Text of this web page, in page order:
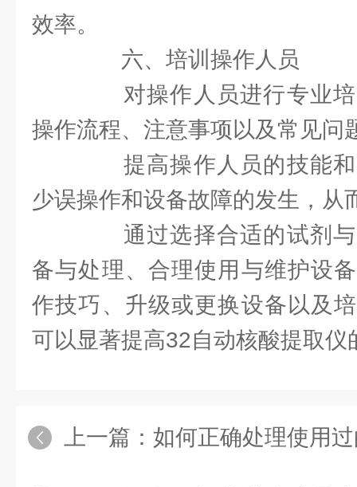
效率。
六、培训操作人员
对操作人员进行专业培
操作流程、注意事项以及常见问
提高操作人员的技能和
少误操作和设备故障的发生，从
通过选择合适的试剂与
备与处理、合理使用与维护设
作技巧、升级或更换设备以及
可以显著提高32自动核酸提取仪
上一篇： 如何正确处理使用过